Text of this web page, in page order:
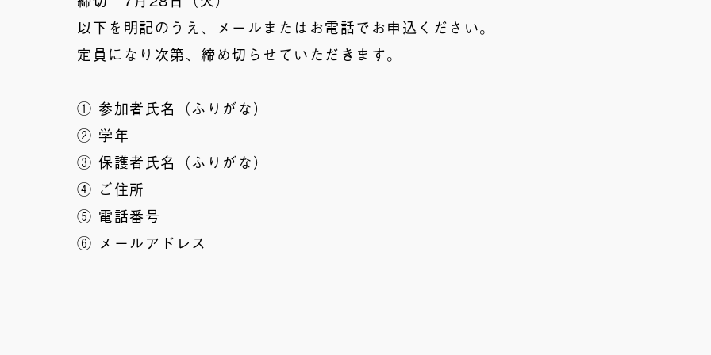
以下を明記のうえ、メールまたはお電話でお申込ください。
定員になり次第、締め切らせていただきます。
① 参加者氏名（ふりがな）
② 学年
③ 保護者氏名（ふりがな）
④ ご住所
⑤ 電話番号
⑥ メールアドレス